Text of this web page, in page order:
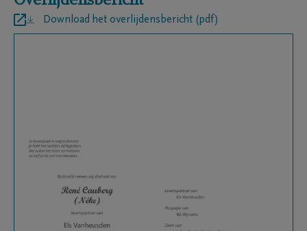
Download het overlijdensbericht (pdf)